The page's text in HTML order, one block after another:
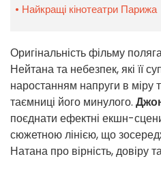
Найкращі кінотеатри Парижа
Оригінальність фільму
Нейтана та небезпек, які її
наростанням напруги в міру
таємниці його минулого.
поєднати ефектні екшн-
сюжетною лінією, що
Натана про вірність, довіру